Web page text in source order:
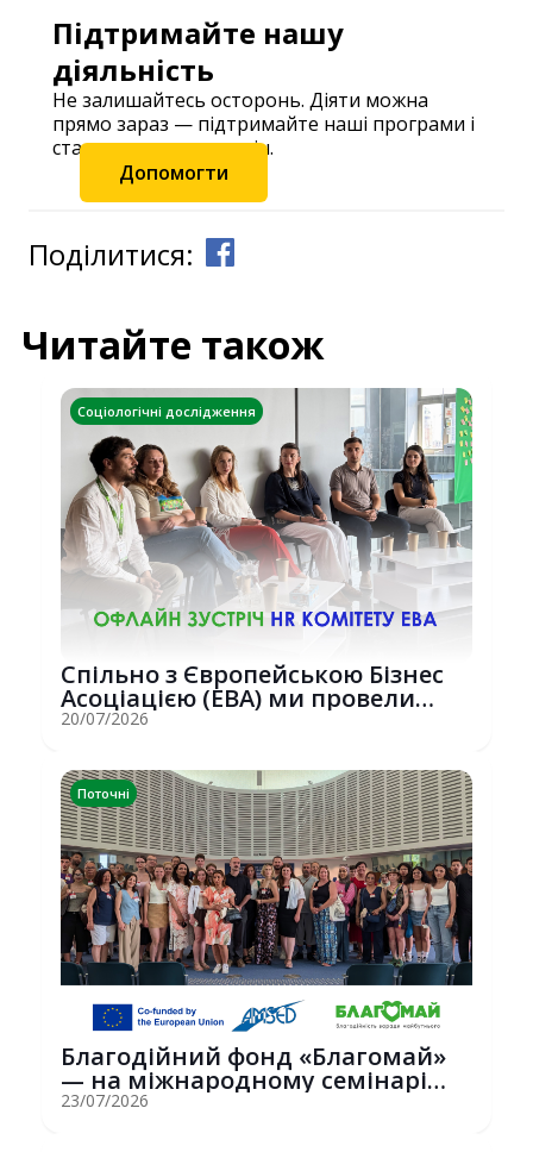
Підтримайте нашу
діяльність
Не залишайтесь осторонь. Діяти можна
прямо зараз — підтримайте наші програми і
станьте частиною змін.
Допомогти
Поділитися:
Читайте також
Соціологічні дослідження
Спільно з Європейською Бізнес
Асоціацією (EBA) ми провели
потужну о...
20/07/2026
Поточні
Благодійний фонд «Благомай»
— на міжнародному семінарі
Erasmus+ у С...
23/07/2026